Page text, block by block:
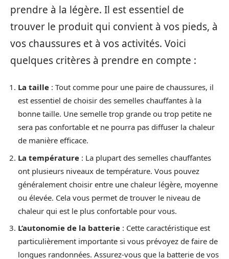
prendre à la légère. Il est essentiel de
trouver le produit qui convient à vos pieds, à
vos chaussures et à vos activités. Voici
quelques critères à prendre en compte :
La taille : Tout comme pour une paire de chaussures, il
est essentiel de choisir des semelles chauffantes à la
bonne taille. Une semelle trop grande ou trop petite ne
sera pas confortable et ne pourra pas diffuser la chaleur
de manière efficace.
La température : La plupart des semelles chauffantes
ont plusieurs niveaux de température. Vous pouvez
généralement choisir entre une chaleur légère, moyenne
ou élevée. Cela vous permet de trouver le niveau de
chaleur qui est le plus confortable pour vous.
L’autonomie de la batterie : Cette caractéristique est
particulièrement importante si vous prévoyez de faire de
longues randonnées. Assurez-vous que la batterie de vos